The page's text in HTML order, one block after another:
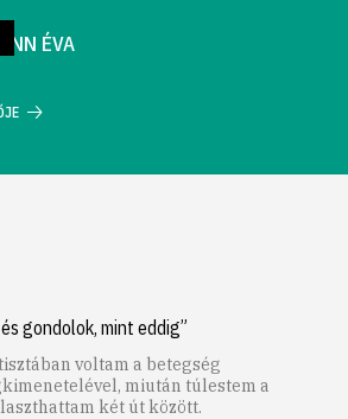
ÉVA
gondolok, mint eddig”
voltam a betegség
miután túlestem a
két út között.